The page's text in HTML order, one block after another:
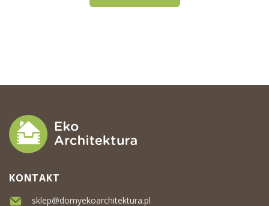
KONTAKT
sklep@domyekoarchitektura.pl